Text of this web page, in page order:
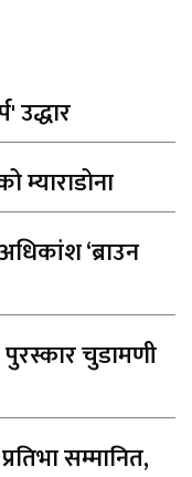
उद्धार
म्याराडोना
‘ब्राउन
पुरस्कार चुडामणी
सम्मानित,